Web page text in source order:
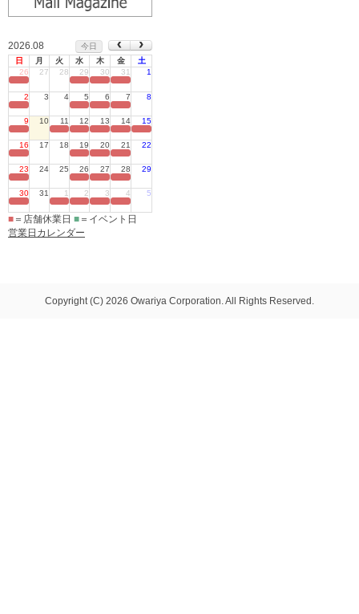
2026.08
今日
日
月 火 水 木 金
土
26
27 28 29 30 31 1
2 3 4 5 6 7 8
9 10 11 12 13 14 15
16 17 18 19 20 21 22
23 24 25 26 27 28 29
30 31 1 2 3 4 5
■ ＝店舗休業日 ■ ＝イベント日
営業日カレンダー
Copyright (C) 2026 Owariya Corporation. All Rights Reserved.